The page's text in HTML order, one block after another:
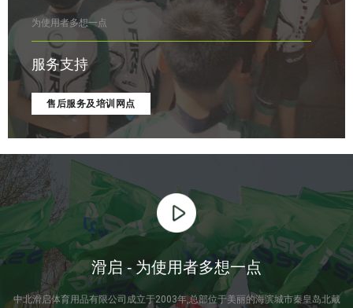
为使用者多想一点
服务支持
售后服务及培训网点
滑启 - 为使用者多想一点
中北滑启体育用品有限公司成立于2003年,总部位于美丽的海滨城市秦皇岛北戴